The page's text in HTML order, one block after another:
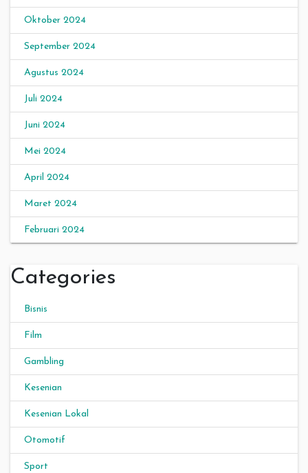
Oktober 2024
September 2024
Agustus 2024
Juli 2024
Juni 2024
Mei 2024
April 2024
Maret 2024
Februari 2024
Categories
Bisnis
Film
Gambling
Kesenian
Kesenian Lokal
Otomotif
Sport